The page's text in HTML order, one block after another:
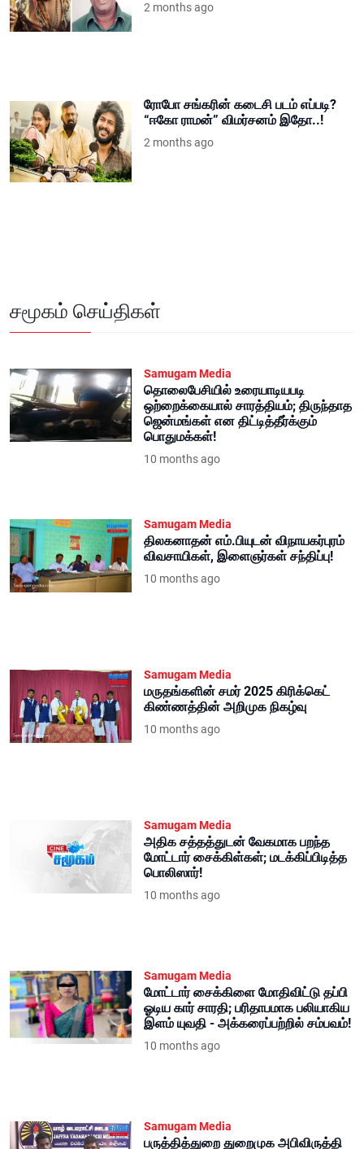
2 months ago
ரோபோ சங்கரின் கடைசி படம் எப்படி?
“ஈகோ ராமன்” விமர்சனம் இதோ..!
2 months ago
சமூகம் செய்திகள்
Samugam Media
தொலைபேசியில் உரையாடியபடி
ஒற்றைக்கையால் சாரத்தியம்; திருந்தாத
ஜென்மங்கள் என திட்டித்தீர்க்கும்
பொதுமக்கள்!
10 months ago
Samugam Media
திலகனாதன் எம்.பியுடன் விநாயகர்புரம்
விவசாயிகள், இளைஞர்கள் சந்திப்பு!
10 months ago
Samugam Media
மருதங்களின் சமர் 2025 கிரிக்கெட்
கிண்ணத்தின் அறிமுக நிகழ்வு
10 months ago
Samugam Media
அதிக சத்தத்துடன் வேகமாக பறந்த
மோட்டார் சைக்கிள்கள்; மடக்கிப்பிடித்த
பொலிஸார்!
10 months ago
Samugam Media
மோட்டார் சைக்கிளை மோதிவிட்டு தப்பி
ஓடிய கார் சாரதி; பரிதாபமாக பலியாகிய
இளம் யுவதி - அக்கரைப்பற்றில் சம்பவம்!
10 months ago
Samugam Media
பருத்தித்துறை துறைமுக அபிவிருத்தி